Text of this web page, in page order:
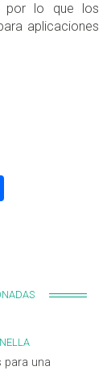
por lo que los
aplicaciones
para una